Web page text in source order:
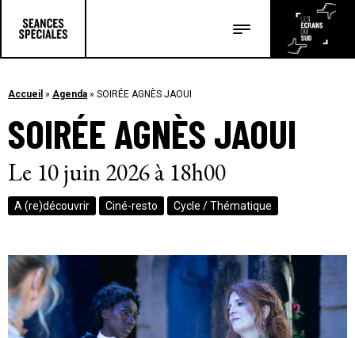
Les articles
Accueil » Agenda » SOIRÉE AGNÈS JAOUI
SOIRÉE AGNÈS JAOUI
Le 10 juin 2026 à 18h00
A (re)découvrir Ciné-resto Cycle / Thématique